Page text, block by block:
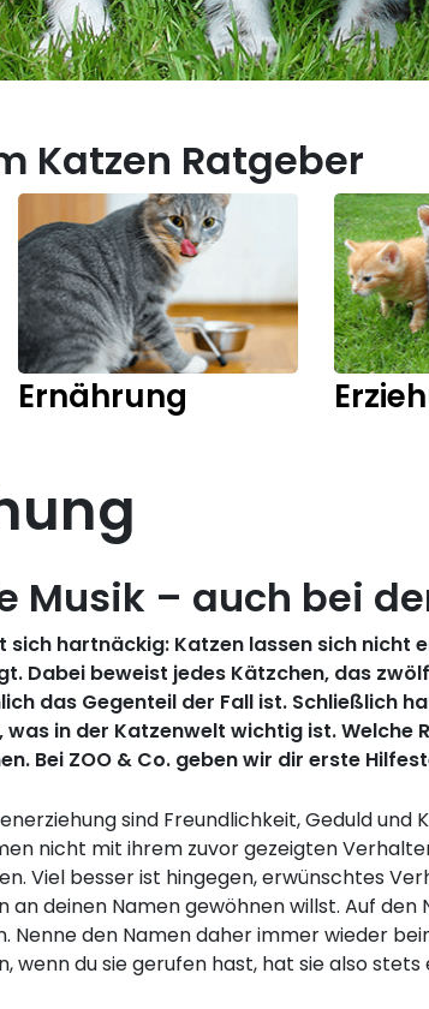
Katzen Ratgeber
Ernährung
Musik – auch bei
sich hartnäckig: Katzen lassen sich nicht
Dabei beweist jedes Kätzchen, das
das Gegenteil der Fall ist. Schließlich
in der Katzenwelt wichtig ist. Welche
Bei ZOO & Co. geben wir dir erste
sind Freundlichkeit, Geduld und
nicht mit ihrem zuvor gezeigten
Viel besser ist hingegen, erwünschtes
an deinen Namen gewöhnen willst. Auf
Nenne den Namen daher immer wieder
wenn du sie gerufen hast, hat sie also